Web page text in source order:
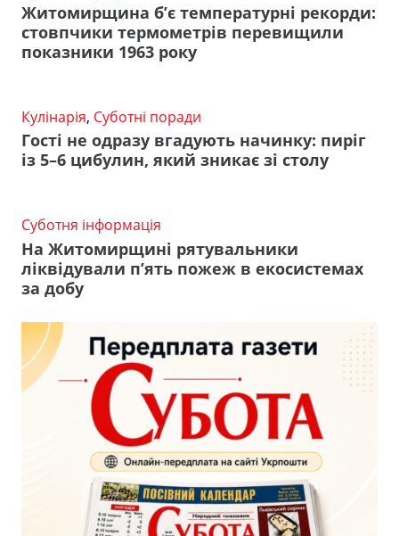
Житомирщина б’є температурні рекорди:
стовпчики термометрів перевищили
показники 1963 року
Кулінарія, Суботні поради
Гості не одразу вгадують начинку: пиріг
із 5–6 цибулин, який зникає зі столу
Суботня інформація
На Житомирщині рятувальники
ліквідували п’ять пожеж в екосистемах
за добу